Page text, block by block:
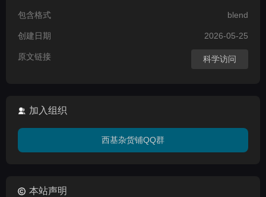
包含格式 blend
创建日期 2026-05-25
原文链接 科学访问
加入组织
西基杂货铺QQ群
本站声明